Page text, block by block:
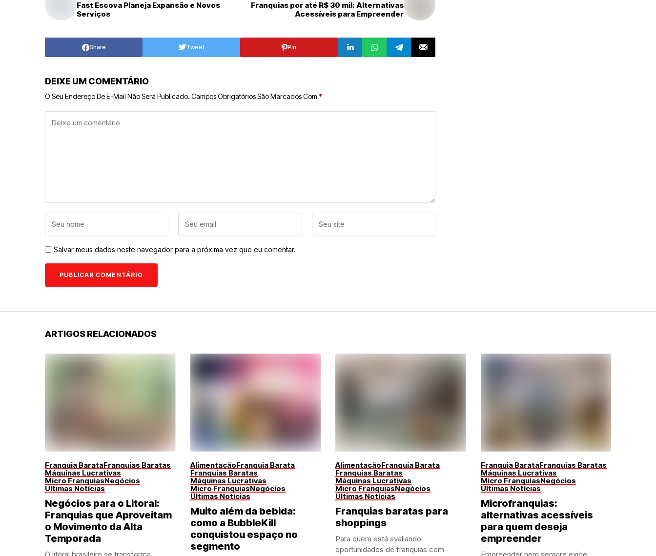
Fast Escova Planeja Expansão e Novos
Serviços
Franquias por até R$ 30 mil: Alternativas
Acessíveis para Empreender
Share Tweet Pin
DEIXE UM COMENTÁRIO
O Seu Endereço De E-Mail Não Será Publicado. Campos Obrigatórios São Marcados Com *
Salvar meus dados neste navegador para a próxima vez que eu comentar.
ARTIGOS RELACIONADOS
Franquia BarataFranquias Baratas
Máquinas Lucrativas
Micro FranquiasNegócios
Últimas Notícias
Negócios para o Litoral:
Franquias que Aproveitam
o Movimento da Alta
Temporada
O litoral brasileiro se transforma
AlimentaçãoFranquia Barata
Franquias Baratas
Máquinas Lucrativas
Micro FranquiasNegócios
Últimas Notícias
Muito além da bebida:
como a BubbleKill
conquistou espaço no
segmento
AlimentaçãoFranquia Barata
Franquias Baratas
Máquinas Lucrativas
Micro FranquiasNegócios
Últimas Notícias
Franquias baratas para
shoppings
Para quem está avaliando
oportunidades de franquias com
Franquia BarataFranquias Baratas
Máquinas Lucrativas
Micro FranquiasNegócios
Últimas Notícias
Microfranquias:
alternativas acessíveis
para quem deseja
empreender
Empreender nem sempre exige